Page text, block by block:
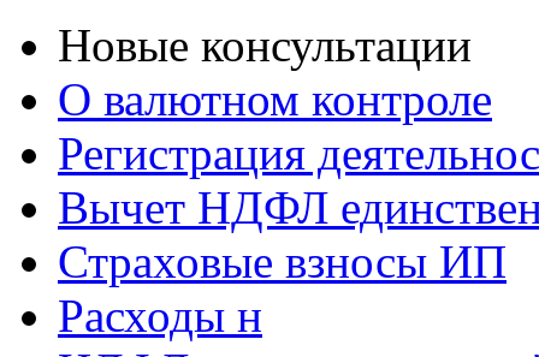
Новые консультации
О валютном контроле
Регистрация
Вычет НДФЛ
Страховые взносы ИП
Расходы н